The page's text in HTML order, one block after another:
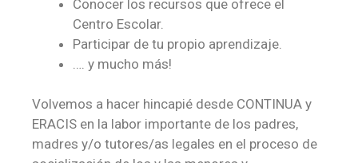
Conocer los recursos que ofrece el
Centro Escolar.
Participar de tu propio aprendizaje.
…. y mucho más!
Volvemos a hacer hincapié desde CONTINUA y
ERACIS en la labor importante de los padres,
madres y/o tutores/as legales en el proceso de